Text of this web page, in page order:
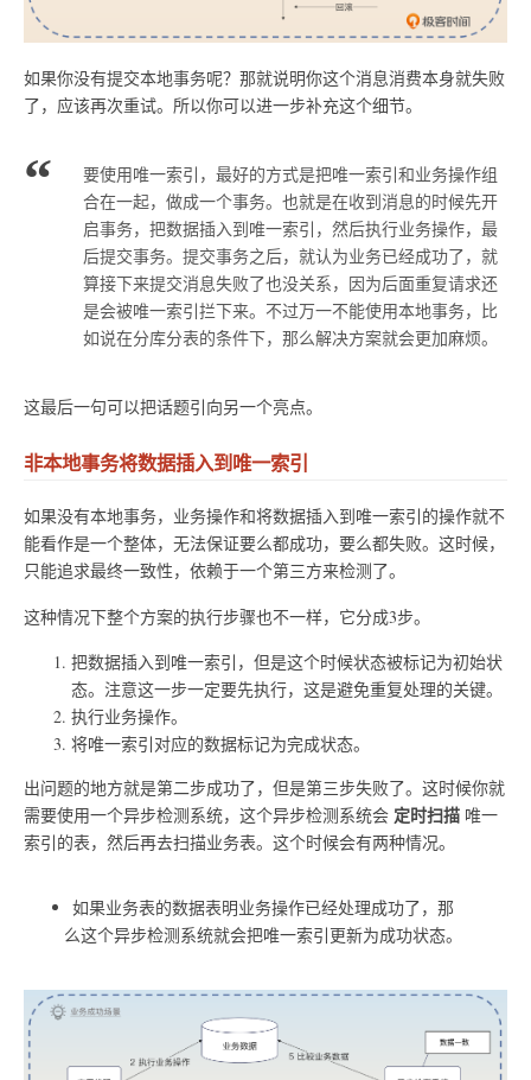
如果你没有提交本地事务呢？那就说明你这个消息消费本身就失败
了，应该再次重试。所以你可以进一步补充这个细节。
要使用唯一索引，最好的方式是把唯一索引和业务操作组
合在一起，做成一个事务。也就是在收到消息的时候先开
启事务，把数据插入到唯一索引，然后执行业务操作，最
后提交事务。提交事务之后，就认为业务已经成功了，就
算接下来提交消息失败了也没关系，因为后面重复请求还
是会被唯一索引拦下来。不过万一不能使用本地事务，比
如说在分库分表的条件下，那么解决方案就会更加麻烦。
这最后一句可以把话题引向另一个亮点。
非本地事务将数据插入到唯一索引
如果没有本地事务，业务操作和将数据插入到唯一索引的操作就不
能看作是一个整体，无法保证要么都成功，要么都失败。这时候，
只能追求最终一致性，依赖于一个第三方来检测了。
这种情况下整个方案的执行步骤也不一样，它分成3步。
把数据插入到唯一索引，但是这个时候状态被标记为初始状
态。注意这一步一定要先执行，这是避免重复处理的关键。
执行业务操作。
将唯一索引对应的数据标记为完成状态。
出问题的地方就是第二步成功了，但是第三步失败了。这时候你就
需要使用一个异步检测系统，这个异步检测系统会 定时扫描 唯一
索引的表，然后再去扫描业务表。这个时候会有两种情况。
如果业务表的数据表明业务操作已经处理成功了，那
么这个异步检测系统就会把唯一索引更新为成功状态。